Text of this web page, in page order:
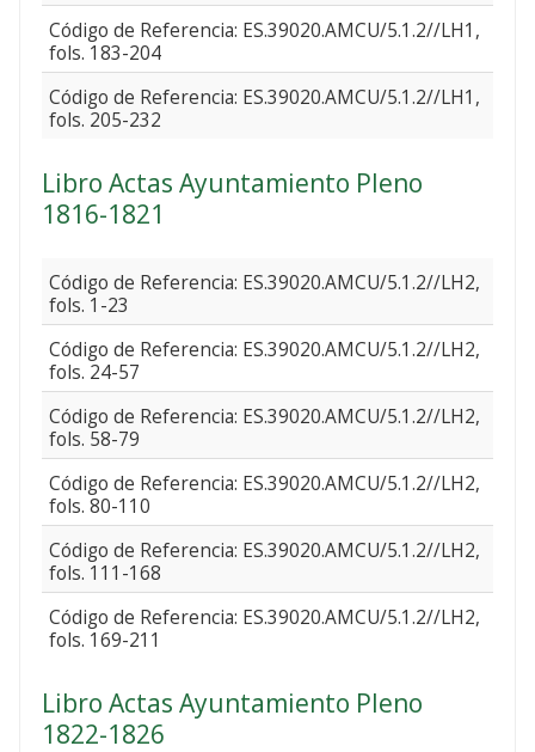
Código de Referencia: ES.39020.AMCU/5.1.2//LH1,
fols. 183-204
Código de Referencia: ES.39020.AMCU/5.1.2//LH1,
fols. 205-232
Libro Actas Ayuntamiento Pleno
1816-1821
Código de Referencia: ES.39020.AMCU/5.1.2//LH2,
fols. 1-23
Código de Referencia: ES.39020.AMCU/5.1.2//LH2,
fols. 24-57
Código de Referencia: ES.39020.AMCU/5.1.2//LH2,
fols. 58-79
Código de Referencia: ES.39020.AMCU/5.1.2//LH2,
fols. 80-110
Código de Referencia: ES.39020.AMCU/5.1.2//LH2,
fols. 111-168
Código de Referencia: ES.39020.AMCU/5.1.2//LH2,
fols. 169-211
Libro Actas Ayuntamiento Pleno
1822-1826